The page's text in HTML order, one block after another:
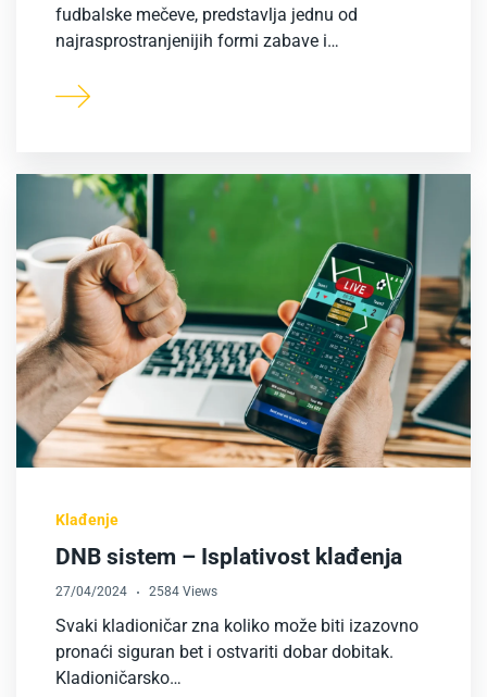
fudbalske mečeve, predstavlja jednu od
najrasprostranjenijih formi zabave i…
Klađenje
DNB sistem – Isplativost klađenja
27/04/2024 2584 Views
Svaki kladioničar zna koliko može biti izazovno
pronaći siguran bet i ostvariti dobar dobitak.
Kladioničarsko…